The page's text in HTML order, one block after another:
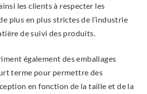
les clients à respecter les
plus en plus strictes de l’industrie
de suivi des produits.
également des emballages
terme pour permettre des
en fonction de la taille et de la